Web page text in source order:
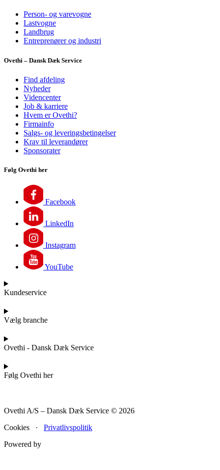
Person- og varevogne
Lastvogne
Landbrug
Entreprenører og industri
Ovethi – Dansk Dæk Service
Find afdeling
Nyheder
Videncenter
Job & karriere
Hvem er Ovethi?
Firmainfo
Salgs- og leveringsbetingelser
Krav til leverandører
Sponsorater
Følg Ovethi her
Facebook
LinkedIn
Instagram
YouTube
Kundeservice
Vælg branche
Ovethi - Dansk Dæk Service
Følg Ovethi her
Ovethi A/S – Dansk Dæk Service © 2026
Cookies · Privatlivspolitik
Powered by